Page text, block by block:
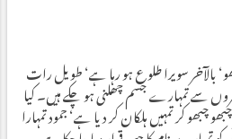
بالآخر سویرا طلوع ہو رہا ہے‘ طویل رات
سے تمہارے جسم چھلنی ہو چکے ہیں۔ کیا
چبھو کر تمہیں ہلکان کر دیا ہے‘ جمود تمہارا